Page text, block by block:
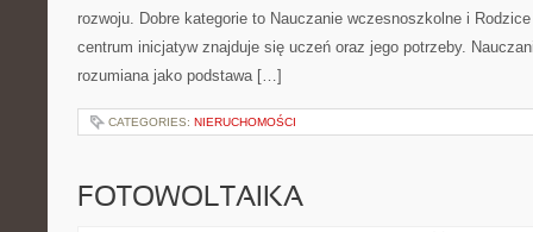
rozwoju. Dobre kategorie to Nauczanie wczesnoszkolne i
centrum inicjatyw znajduje się uczeń oraz jego potrzeby.
rozumiana jako podstawa […]
CATEGORIES: NIERUCHOMOŚCI
FOTOWOLTAIKA